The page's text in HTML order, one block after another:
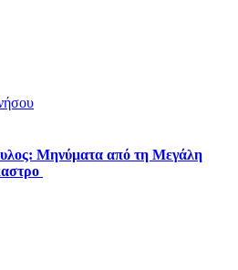
Μηνύματα από τη Μεγάλη